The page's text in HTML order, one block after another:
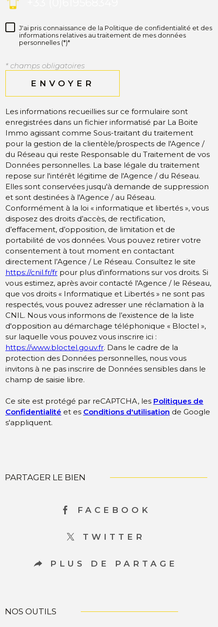
J'ai pris connaissance de la Politique de confidentialité et des
informations relatives au traitement de mes données
personnelles (*)*
* champs obligatoires
ENVOYER
Les informations recueillies sur ce formulaire sont
enregistrées dans un fichier informatisé par La Boite
Immo agissant comme Sous-traitant du traitement
pour la gestion de la clientèle/prospects de l'Agence /
du Réseau qui reste Responsable du Traitement de vos
Données personnelles. La base légale du traitement
repose sur l'intérêt légitime de l'Agence / du Réseau.
Elles sont conservées jusqu'à demande de suppression
et sont destinées à l'Agence / au Réseau.
Conformément à la loi « informatique et libertés », vous
disposez des droits d’accès, de rectification,
d’effacement, d’opposition, de limitation et de
portabilité de vos données. Vous pouvez retirer votre
consentement à tout moment en contactant
directement l’Agence / Le Réseau. Consultez le site
https://cnil.fr/fr pour plus d’informations sur vos droits. Si
vous estimez, après avoir contacté l'Agence / le Réseau,
que vos droits « Informatique et Libertés » ne sont pas
respectés, vous pouvez adresser une réclamation à la
CNIL. Nous vous informons de l’existence de la liste
d'opposition au démarchage téléphonique « Bloctel »,
sur laquelle vous pouvez vous inscrire ici :
https://www.bloctel.gouv.fr. Dans le cadre de la
protection des Données personnelles, nous vous
invitons à ne pas inscrire de Données sensibles dans le
champ de saisie libre.
Ce site est protégé par reCAPTCHA, les Politiques de
Confidentialité et es Conditions d'utilisation de Google
s'appliquent.
PARTAGER LE BIEN
FACEBOOK
TWITTER
PLUS DE PARTAGE
NOS OUTILS